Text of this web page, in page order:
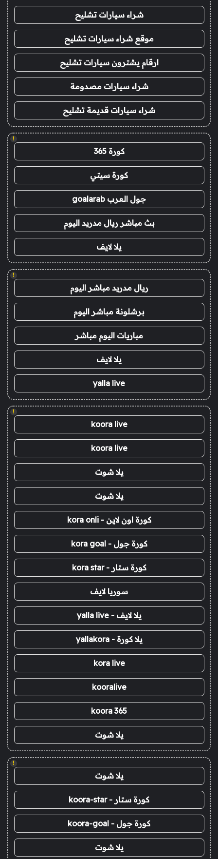
شراء سيارات تشليح
موقع شراء سيارات تشليح
ارقام يشترون سيارات تشليح
شراء سيارات مصدومة
شراء سيارات قديمة تشليح
!
كورة 365
كورة سيتي
جول العرب goalarab
بث مباشر ريال مدريد اليوم
يلا لايف
!
ريال مدريد مباشر اليوم
برشلونة مباشر اليوم
مباريات اليوم مباشر
يلا لايف
yalla live
!
koora live
koora live
يلا شوت
يلا شوت
كورة اون لاين - kora onli
كورة جول - kora goal
كورة ستار - kora star
سوريا لايف
يلا لايف - yalla live
يلا كورة - yallakora
kora live
kooralive
koora 365
يلا شوت
!
يلا شوت
كورة ستار - koora-star
كورة جول - koora-goal
يلا شوت